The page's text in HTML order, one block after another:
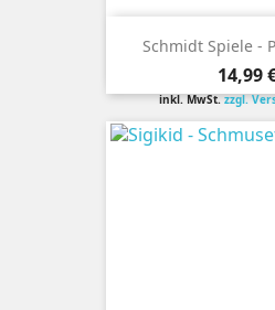
Schmidt Spiele -
Preis
14,99
inkl. MwSt.zzgl.